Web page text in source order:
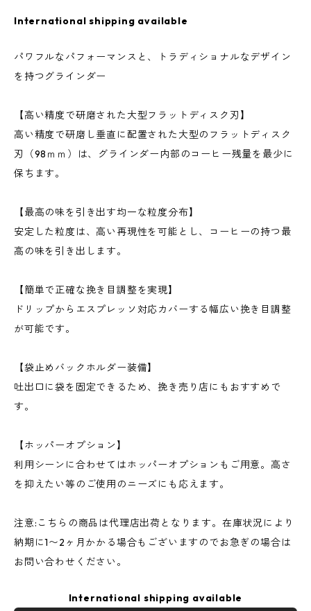
International shipping available
パワフルなパフォーマンスと、トラディショナルなデザイン
を持つグラインダー
【高い精度で研磨された大型フラットディスク刃】
高い精度で研磨し垂直に配置された大型のフラットディスク
刃（98ｍｍ）は、グラインダー内部のコーヒー残量を最少に
保ちます。
【最高の味を引き出す均一な粒度分布】
安定した粒度は、高い再現性を可能とし、コーヒーの持つ最
高の味を引き出します。
【簡単で正確な挽き目調整を実現】
ドリップからエスプレッソ対応カバーする幅広い挽き目調整
が可能です。
【袋止めバックホルダー装備】
吐出口に袋を固定できるため、挽き売り店にもおすすめで
す。
【ホッパーオプション】
利用シーンに合わせてはホッパーオプションもご用意。高さ
を抑えたい等のご使用のニーズにも応えます。
注意:こちらの商品は代理店出荷となります。在庫状況により
納期に1〜2ヶ月かかる場合もございますのでお急ぎの場合は
お問い合わせください。
International shipping available